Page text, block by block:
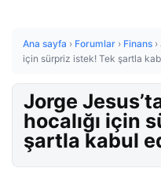
Ana sayfa › Forumlar › Finans ›
için sürpriz istek! Tek şartla
Jorge
hocalığı için
şartla kabul